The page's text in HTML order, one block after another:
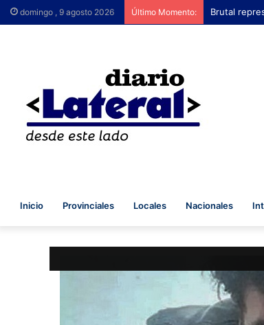
domingo , 9 agosto 2026 Último Momento: Brutal
Inicio Provinciales Locales Nacionales